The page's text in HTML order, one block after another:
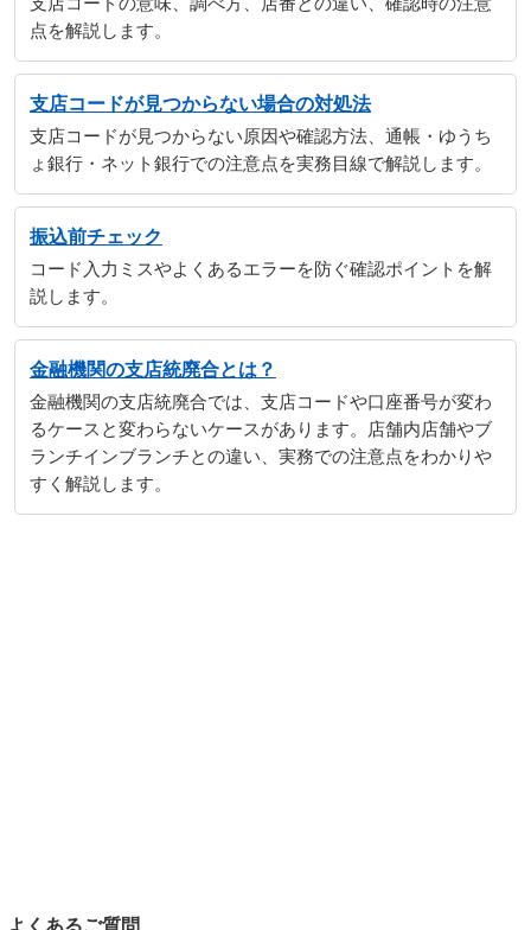
点を解説します。
支店コードが見つからない場合の対処法
支店コードが見つからない原因や確認方法、通帳・ゆうち
ょ銀行・ネット銀行での注意点を実務目線で解説します。
振込前チェック
コード入力ミスやよくあるエラーを防ぐ確認ポイントを解
説します。
金融機関の支店統廃合とは？
金融機関の支店統廃合では、支店コードや口座番号が変わ
るケースと変わらないケースがあります。店舗内店舗やブ
ランチインブランチとの違い、実務での注意点をわかりや
すく解説します。
よくあるご質問